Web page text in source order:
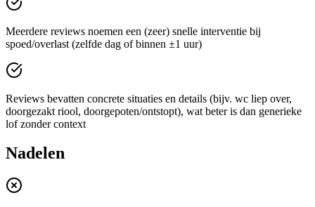
Meerdere reviews noemen een (zeer) snelle interventie bij
spoed/overlast (zelfde dag of binnen ±1 uur)
Reviews bevatten concrete situaties en details (bijv. wc liep over,
doorgezakt riool, doorgepoten/ontstopt), wat beter is dan generieke
lof zonder context
Nadelen